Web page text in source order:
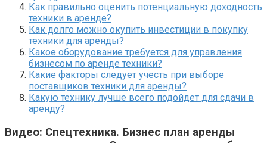
Как правильно оценить потенциальную доходность
техники в аренде?
Как долго можно окупить инвестиции в покупку
техники для аренды?
Какое оборудование требуется для управления
бизнесом по аренде техники?
Какие факторы следует учесть при выборе
поставщиков техники для аренды?
Какую технику лучше всего подойдет для сдачи в
аренду?
Видео: Спецтехника. Бизнес план аренды